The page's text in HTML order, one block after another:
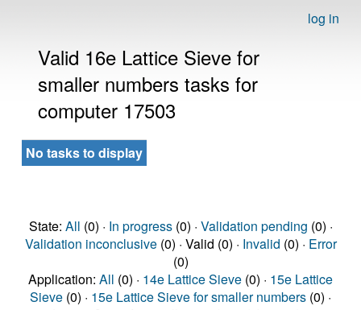
log in
Valid 16e Lattice Sieve for
smaller numbers tasks for
computer 17503
No tasks to display
State: All (0) · In progress(0) · Validation pending (0) ·
Validation inconclusive(0) · Valid (0) · Invalid (0) · Error
(0)
Application: All (0) · 14e Lattice Sieve (0) · 15e Lattice
Sieve (0) · 15e Lattice Sieve for smaller numbers (0) ·